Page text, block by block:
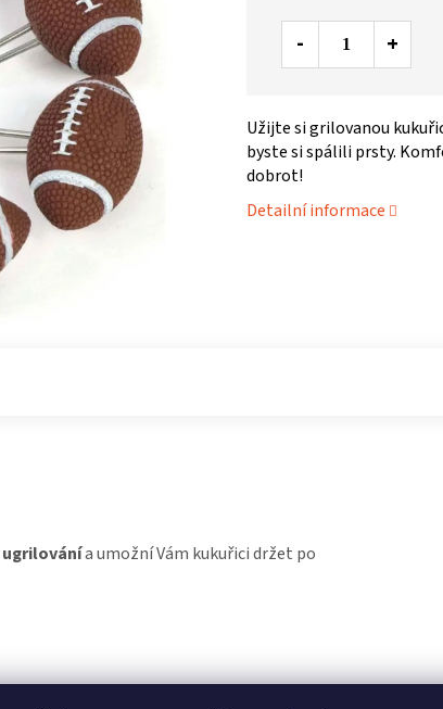
Užijte si grilovanou
byste si spálili prsty.
dobrot!
Detailní informace
a umožní Vám kukuřici držet po